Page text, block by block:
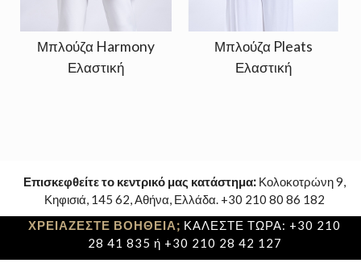
Μπλούζα Harmony
Ελαστική
Μπλούζα Pleats
Ελαστική
Επισκεφθείτε το κεντρικό μας κατάστημα: Κολοκοτρώνη 9,
Κηφισιά, 145 62, Αθήνα, Ελλάδα. +30 210 80 86 182
ΧΡΕΙΑΖΕΣΤΕ ΒΟΗΘΕΙΑ; ΚΑΛΕΣΤΕ ΤΩΡΑ: +30 210
28 41 835 ή +30 210 28 42 127